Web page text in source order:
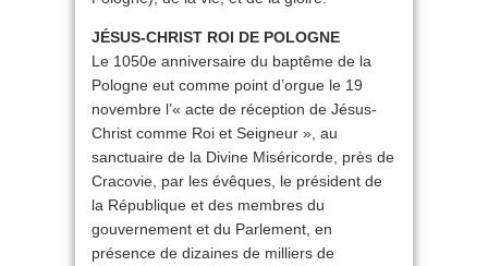
JÉSUS-CHRIST ROI DE POLOGNE
Le 1050e anniversaire du baptême de la
Pologne eut comme point d’orgue le 19
novembre l’« acte de réception de Jésus-
Christ comme Roi et Seigneur », au
sanctuaire de la Divine Miséricorde, près de
Cracovie, par les évêques, le président de
la République et des membres du
gouvernement et du Parlement, en
présence de dizaines de milliers de